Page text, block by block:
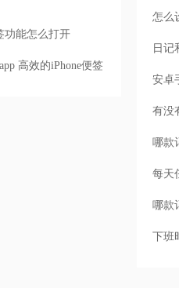
功能怎么打开
高效的iPhone便签
怎么
每天
下班